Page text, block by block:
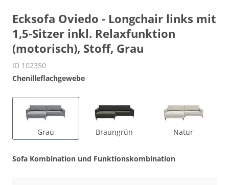
Ecksofa Oviedo - Longchair links mit
1,5-Sitzer inkl. Relaxfunktion
(motorisch), Stoff, Grau
ID 102350
Chenilleflachgewebe
Grau Braungrün Natur
Sofa Kombination und Funktionskombination